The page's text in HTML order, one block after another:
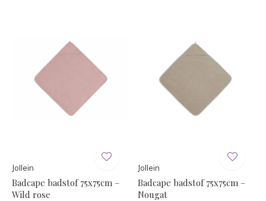
Jollein
Badcape badstof 75x75cm –
Wild rose
Jollein
Badcape badstof 75x75cm –
Nougat